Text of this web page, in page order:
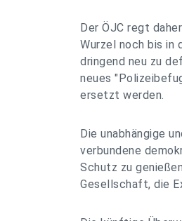
Der ÖJC regt
Wurzel noch bis in
dringend neu zu
neues
ersetzt werden.
Die unabhängige
verbundene
Schutz zu
Gesellschaft, die